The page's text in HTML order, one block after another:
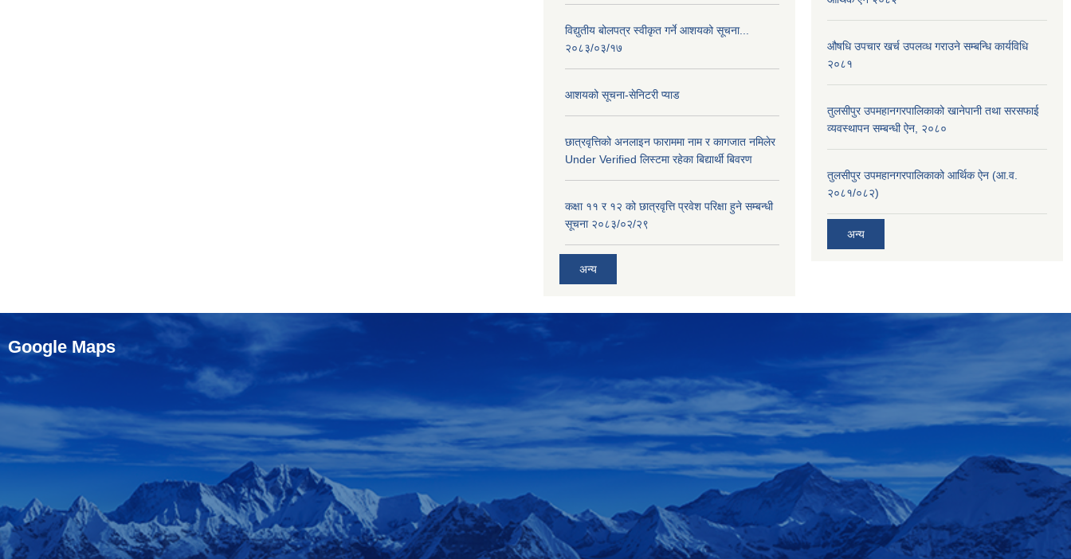
विद्युतीय बोलपत्र स्वीकृत गर्ने आशयको सूचना...
२०८३/०३/१७
आशयको सूचना-सेनिटरी प्याड
छात्रवृत्तिको अनलाइन फाराममा नाम र कागजात नमिलेर
Under Verified लिस्टमा रहेका बिद्यार्थी बिवरण
कक्षा ११ र १२ को छात्रवृत्ति प्रवेश परिक्षा हुने सम्बन्धी
सूचना २०८३/०२/२९
अन्य
औषधि उपचार खर्च उपलव्ध गराउने सम्बन्धि कार्यविधि
२०८१
तुलसीपुर उपमहानगरपालिकाको खानेपानी तथा सरसफाई
व्यवस्थापन सम्बन्धी ऐन, २०८०
तुलसीपुर उपमहानगरपालिकाको आर्थिक ऐन (आ.व.
२०८१/०८२)
अन्य
Google Maps